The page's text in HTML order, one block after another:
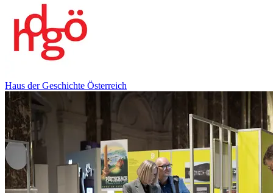
Haus der Geschichte Österreich